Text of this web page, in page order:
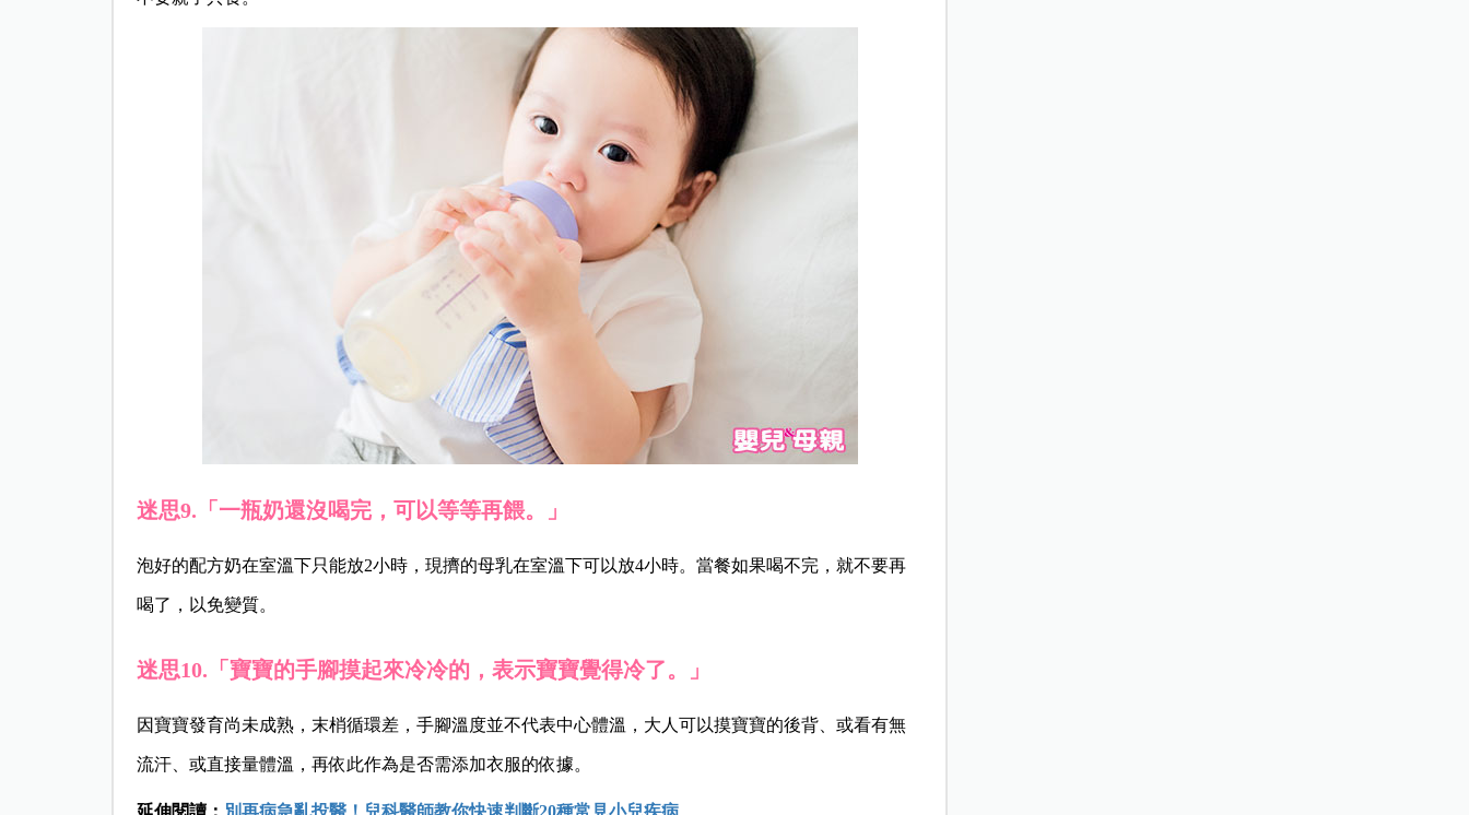
迷思9.「一瓶奶還沒喝完，可以等等再餵。」
泡好的配方奶在室溫下只能放2小時，現擠的母乳在室溫下可以放4小時。當餐如果喝不完，就不要再
喝了，以免變質。
迷思10.「寶寶的手腳摸起來冷冷的，表示寶寶覺得冷了。」
因寶寶發育尚未成熟，末梢循環差，手腳溫度並不代表中心體溫，大人可以摸寶寶的後背、或看有無
流汗、或直接量體溫，再依此作為是否需添加衣服的依據。